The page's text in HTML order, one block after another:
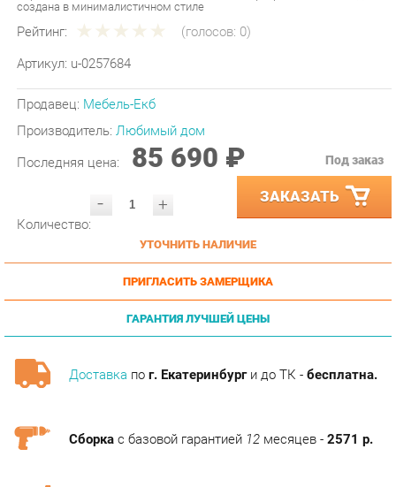
Рейтинг: (голосов:
Артикул: u-0257684
Производитель:Любимый дом
Последняя цена: 85 690 ₽
- ЗАКАЗАТЬ
УТОЧНИТЬ НАЛИЧИЕ
ПРИГЛАСИТЬ ЗАМЕРЩИКА
ГАРАНТИЯ ЛУЧШЕЙ ЦЕНЫ
Доставкапог. Екатеринбурги до ТК -бесплатна.